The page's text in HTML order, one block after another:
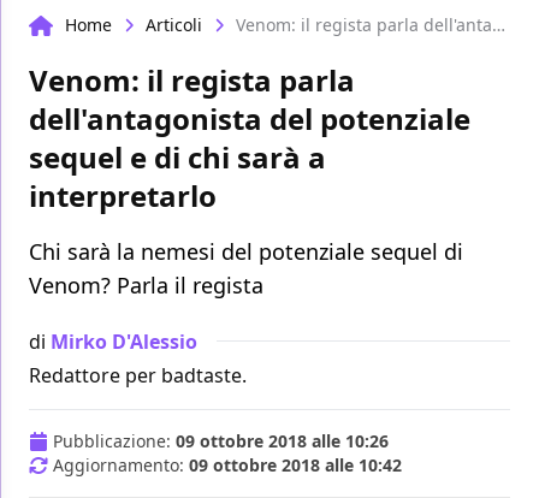
Home Articoli Venom: il regista parla dell'antagonista del potenziale sequel e di chi sarà a interpretarlo
Venom: il regista parla
dell'antagonista del potenziale
sequel e di chi sarà a
interpretarlo
Chi sarà la nemesi del potenziale sequel di
Venom? Parla il regista
di Mirko D'Alessio
Redattore per badtaste.
Pubblicazione: 09 ottobre 2018 alle 10:26
Aggiornamento: 09 ottobre 2018 alle 10:42